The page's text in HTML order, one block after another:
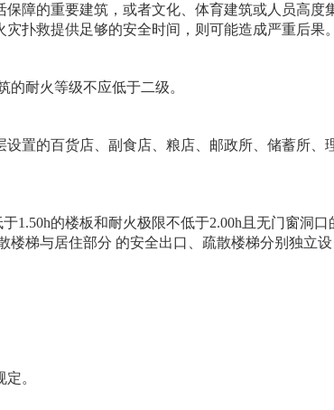
的重要建筑，或者文化、体育建筑或人员高度
扑救提供足够的安全时间，则可能造成严重后果。
耐火等级不应低于二级。
的百货店、副食店、粮店、邮政所、储蓄所、
的楼板和耐火极限不低于2.00h且无门窗洞口
楼梯与居住部分 的安全出口、疏散楼梯分别独立设
。